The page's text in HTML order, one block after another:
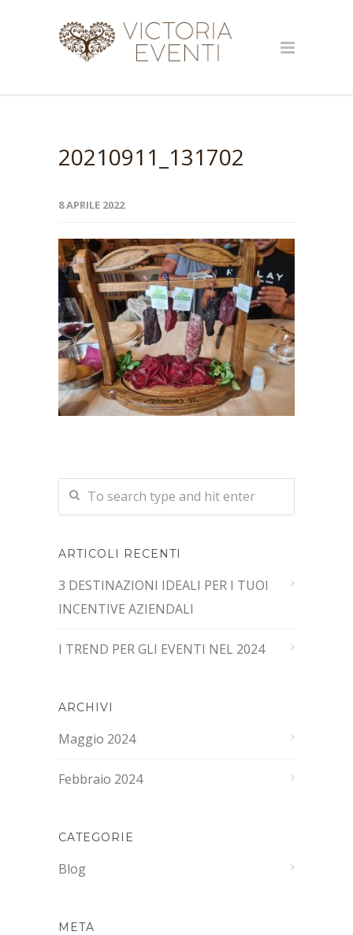
20210911_131702
8 APRILE 2022
ARTICOLI RECENTI
3 DESTINAZIONI IDEALI PER I TUOI
INCENTIVE AZIENDALI
I TREND PER GLI EVENTI NEL 2024
ARCHIVI
Maggio 2024
Febbraio 2024
CATEGORIE
Blog
META